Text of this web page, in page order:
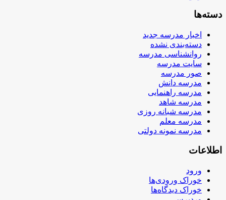
دسته‌ها
اخبار مدرسه جدید
دسته‌بندی نشده
روانشناسی مدرسه
سایت مدرسه
صور مدرسه
مدرسه دانش
مدرسه راهنمایی
مدرسه شاهد
مدرسه شبانه روزی
مدرسه معلم
مدرسه نمونه دولتی
اطلاعات
ورود
خوراک ورودی‌ها
خوراک دیدگاه‌ها